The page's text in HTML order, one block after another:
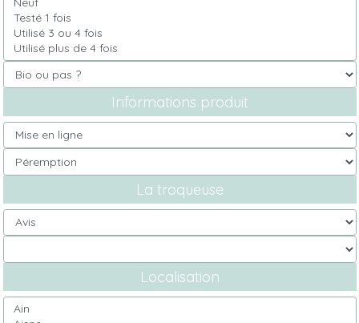
Informations produit
La troqueuse
Localisation